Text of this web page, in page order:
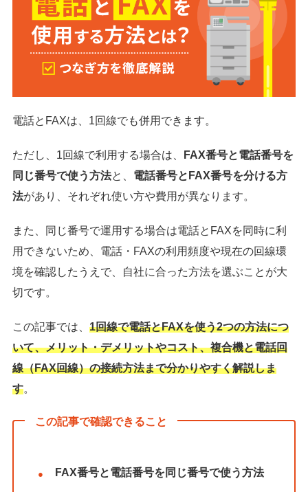
電話とFAXは、1回線でも併用できます。
ただし、1回線で利用する場合は、
FAX番号と電話番号を
同じ番号で使う方法と、 電話番号とFAX番号を分ける方
法があり、それぞれ使い方や費用が異なります。
また、同じ番号で運用する場合は電話とFAXを同時に利
用できないため、電話・FAXの利用頻度や現在の回線環
境を確認したうえで、自社に合った方法を選ぶことが大
切です。
この記事では、 1回線で電話とFAXを使う2つの方法につ
いて、メリット・デメリットやコスト、複合機と電話回
線（FAX回線）の接続方法まで分かりやすく解説しま
す。
この記事で確認できること
FAX番号と電話番号を同じ番号で使う方法